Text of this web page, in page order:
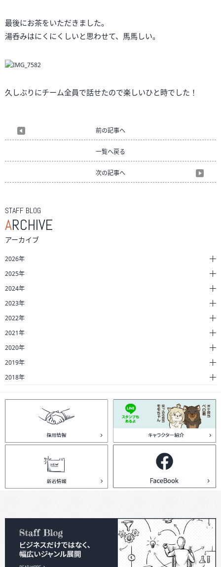
最後にお茶をいただきました。
湯呑みはにくにくしいと思わせて、馬馬しい。
久しぶりにチーム全員で話せたので楽しいひと時でした！
前の記事へ
一覧へ戻る
次の記事へ
STAFF BLOG
ARCHIVE
アーカイブ
2026年
2025年
2024年
2023年
2022年
2021年
2020年
2019年
2018年